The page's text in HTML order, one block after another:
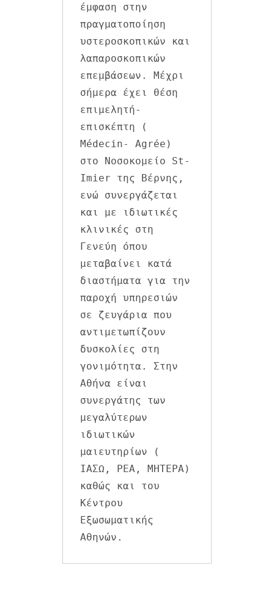
έμφαση στην
πραγματοποίηση
υστεροσκοπικών και
λαπαροσκοπικών
επεμβάσεων. Μέχρι
σήμερα έχει θέση
επιμελητή-
επισκέπτη (
Médecin- Agrée)
στο Νοσοκομείο St-
Imier της Βέρνης,
ενώ συνεργάζεται
και με ιδιωτικές
κλινικές στη
Γενεύη όπου
μεταβαίνει κατά
διαστήματα για την
παροχή υπηρεσιών
σε ζευγάρια που
αντιμετωπίζουν
δυσκολίες στη
γονιμότητα. Στην
Αθήνα είναι
συνεργάτης των
μεγαλύτερων
ιδιωτικών
μαιευτηρίων (
ΙΑΣΩ, ΡΕΑ, ΜΗΤΕΡΑ)
καθώς και του
Κέντρου
Εξωσωματικής
Αθηνών.